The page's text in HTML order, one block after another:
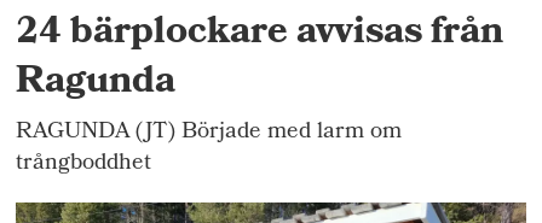
24 bärplockare avvisas från
Ragunda
RAGUNDA (JT) Började med larm om
trångboddhet